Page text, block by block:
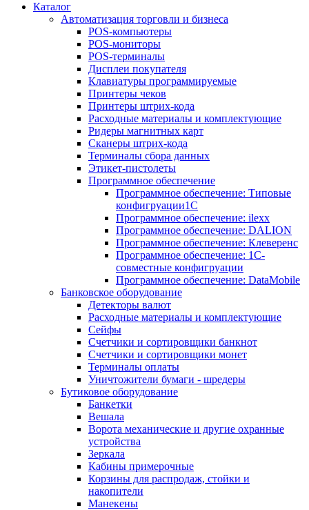
Каталог
Автоматизация торговли и бизнеса
POS-компьютеры
POS-мониторы
POS-терминалы
Дисплеи покупателя
Клавиатуры программируемые
Принтеры чеков
Принтеры штрих-кода
Расходные материалы и комплектующие
Ридеры магнитных карт
Сканеры штрих-кода
Терминалы сбора данных
Этикет-пистолеты
Программное обеспечение
Программное обеспечение: Типовые
конфигруации1С
Программное обеспечение: ilexx
Программное обеспечение: DALION
Программное обеспечение: Клеверенс
Программное обеспечение: 1С-
совместные конфигруации
Программное обеспечение: DataMobile
Банковское оборудование
Детекторы валют
Расходные материалы и комплектующие
Сейфы
Счетчики и сортировщики банкнот
Счетчики и сортировщики монет
Терминалы оплаты
Уничтожители бумаги - шредеры
Бутиковое оборудование
Банкетки
Вешала
Ворота механические и другие охранные
устройства
Зеркала
Кабины примерочные
Корзины для распродаж, стойки и
накопители
Манекены